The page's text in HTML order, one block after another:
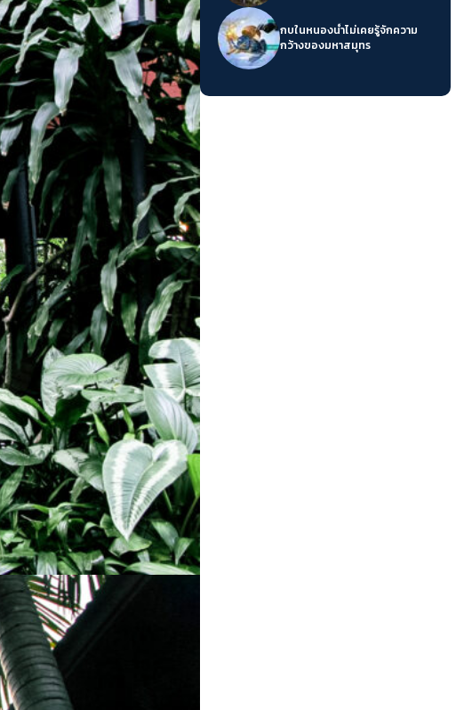
กบในหนองน้ำไม่เคยรู้จักความ
กว้างของมหาสมุทร